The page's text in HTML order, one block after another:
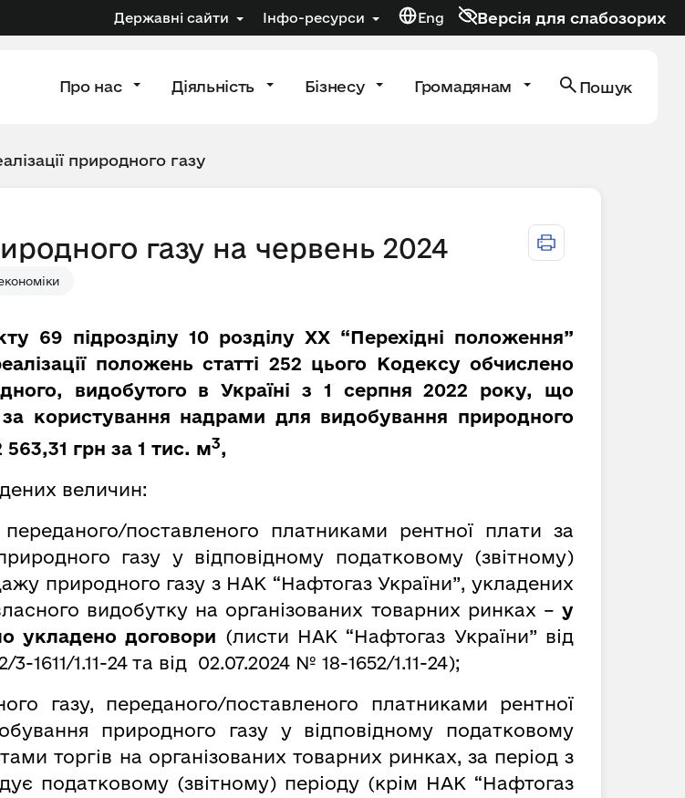
Державні сайти Інфо-ресурси Eng Версія для слабозорих
Про нас Діяльність Бізнесу Громадянам Пошук
природного газу
газу на червень 2024
69 підрозділу 10 розділу XX “Перехідні положення”
положень статті 252 цього Кодексу обчислено
видобутого в Україні з 1 серпня 2022 року, що
користування надрами для видобування природного
грн за 1 тис. м3,
величин:
поставленого платниками рентної плати за
газу у відповідному податковому (звітному)
природного газу з НАК “Нафтогаз України”, укладених
видобутку на організованих товарних ринках – у
укладено договори (листи НАК “Нафтогаз України” від
1611/1.11-24 та від 02.07.2024 № 18-1652/1.11-24);
газу, переданого/поставленого платниками рентної
природного газу у відповідному податковому
торгів на організованих товарних ринках, за період з
податковому (звітному) періоду (крім НАК “Нафтогаз